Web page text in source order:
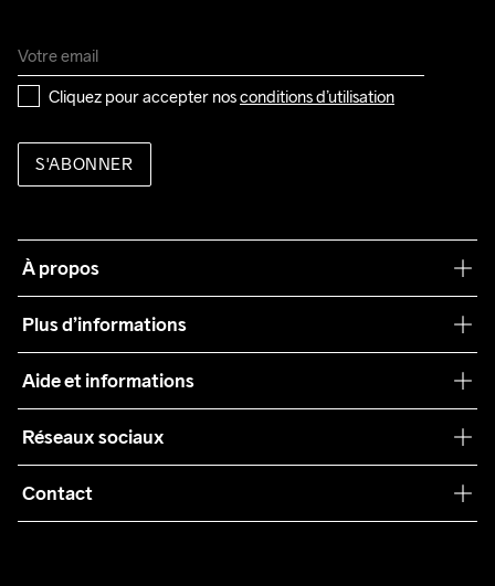
Cliquez pour accepter nos conditions d’utilisation
S'ABONNER
À propos
Plus d’informations
Teamwear
Durabilité
Collaborations
Aide et informations
Conditions générales
Retours
Réseaux sociaux
Contact